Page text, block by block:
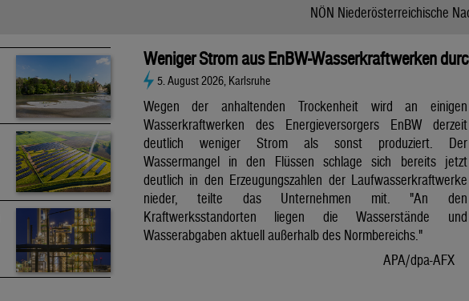
NÖN Niederösterreichische
Weniger Strom aus EnBW-Wasserkraftwerken
5. August 2026, Karlsruhe
Wegen der anhaltenden Trockenheit wird an einigen
Wasserkraftwerken des Energieversorgers EnBW derzeit
deutlich weniger Strom als sonst produziert. Der
Wassermangel in den Flüssen schlage sich bereits jetzt
deutlich in den Erzeugungszahlen der Laufwasserkraftwerke
nieder, teilte das Unternehmen mit. "An den
Kraftwerksstandorten liegen die Wasserstände und
Wasserabgaben aktuell außerhalb des Normbereichs."
APA/dpa-AFX